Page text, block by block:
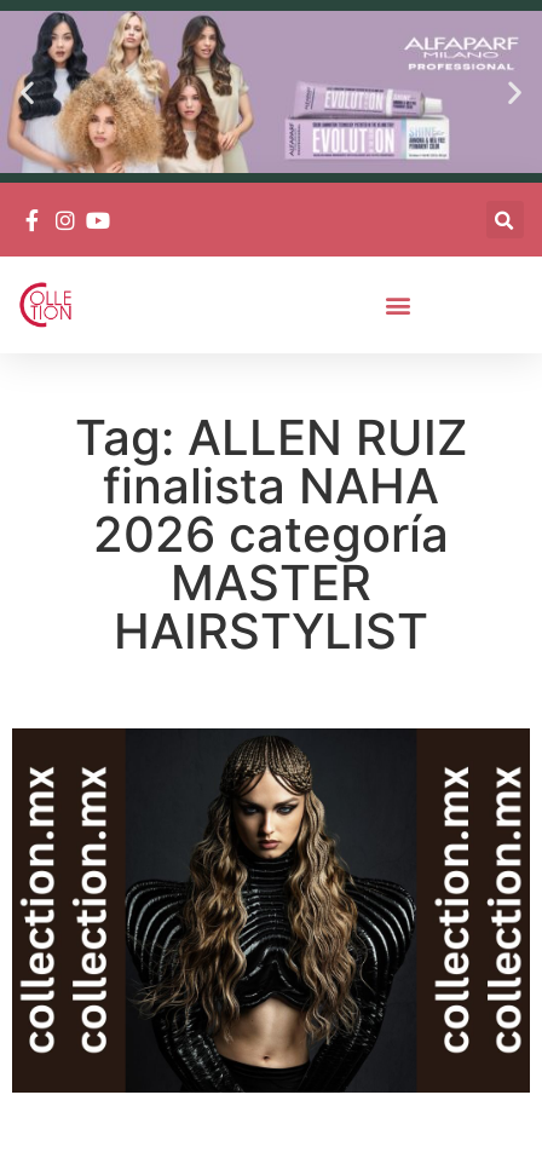
Tag: ALLEN RUIZ
finalista NAHA
2026 categoría
MASTER
HAIRSTYLIST